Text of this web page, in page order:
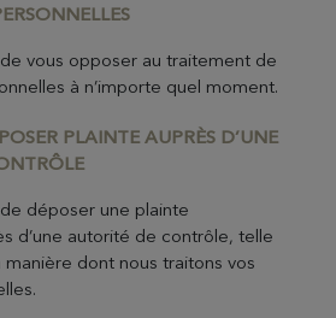
vous opposer au traitement de
à n’importe quel moment.
R PLAINTE AUPRÈS D’UNE
déposer une plainte
d’une autorité de contrôle, telle
manière dont nous traitons vos